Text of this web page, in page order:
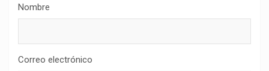
Nombre
Correo electrónico